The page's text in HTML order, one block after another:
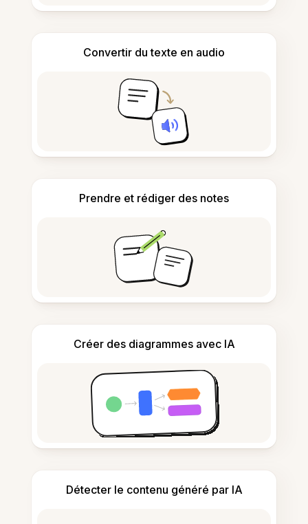
Convertir du texte en audio
Prendre et rédiger des notes
Créer des diagrammes avec IA
Détecter le contenu généré par IA